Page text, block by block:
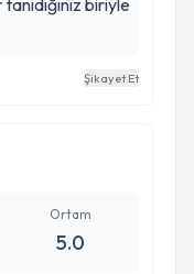
biriyle
Şikayet Et
Ortam
5.0